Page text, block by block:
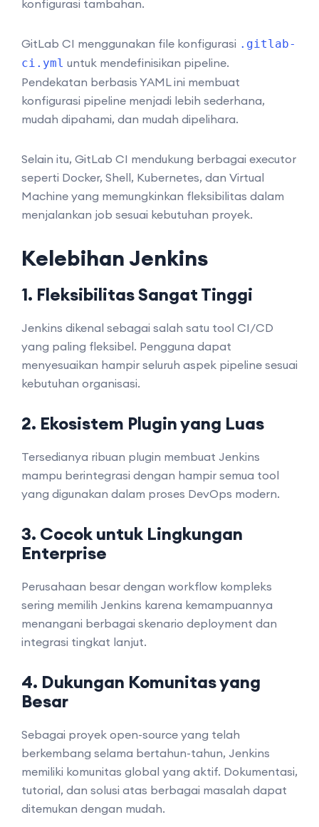
konfigurasi tambahan.
GitLab CI menggunakan file konfigurasi .gitlab-
ci.yml untuk mendefinisikan pipeline.
Pendekatan berbasis YAML ini membuat
konfigurasi pipeline menjadi lebih sederhana,
mudah dipahami, dan mudah dipelihara.
Selain itu, GitLab CI mendukung berbagai executor
seperti Docker, Shell, Kubernetes, dan Virtual
Machine yang memungkinkan fleksibilitas dalam
menjalankan job sesuai kebutuhan proyek.
Kelebihan Jenkins
1. Fleksibilitas Sangat Tinggi
Jenkins dikenal sebagai salah satu tool CI/CD
yang paling fleksibel. Pengguna dapat
menyesuaikan hampir seluruh aspek pipeline sesuai
kebutuhan organisasi.
2. Ekosistem Plugin yang Luas
Tersedianya ribuan plugin membuat Jenkins
mampu berintegrasi dengan hampir semua tool
yang digunakan dalam proses DevOps modern.
3. Cocok untuk Lingkungan
Enterprise
Perusahaan besar dengan workflow kompleks
sering memilih Jenkins karena kemampuannya
menangani berbagai skenario deployment dan
integrasi tingkat lanjut.
4. Dukungan Komunitas yang
Besar
Sebagai proyek open-source yang telah
berkembang selama bertahun-tahun, Jenkins
memiliki komunitas global yang aktif. Dokumentasi,
tutorial, dan solusi atas berbagai masalah dapat
ditemukan dengan mudah.